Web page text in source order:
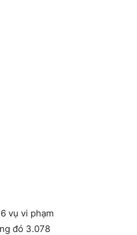
vụ vi phạm
đó 3.078